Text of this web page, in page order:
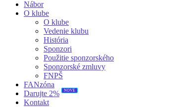
Nábor
O klube
O klube
Vedenie klubu
História
Sponzori
Použitie sponzorského
Sponzorské zmluvy
FNPŠ
FANzóna
Darujte 2%
NOVÉ
Kontakt